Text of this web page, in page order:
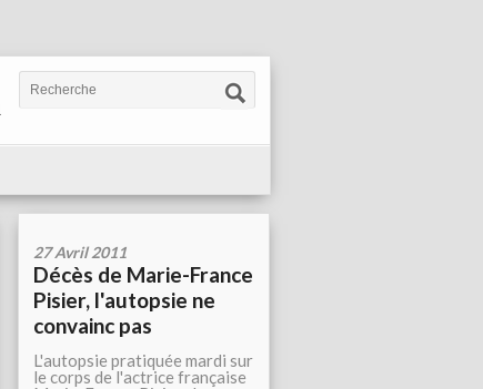
27 Avril 2011
Décès de Marie-France
Pisier, l'autopsie ne
convainc pas
L'autopsie pratiquée mardi sur
le corps de l'actrice française